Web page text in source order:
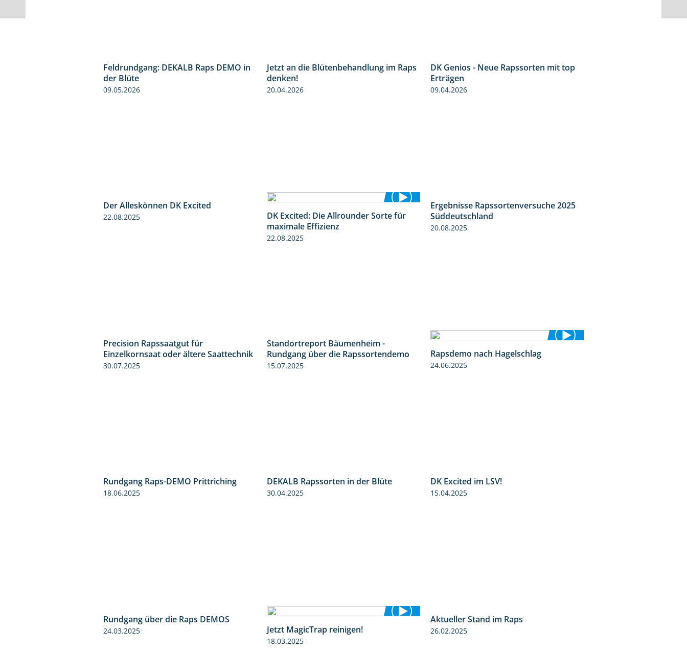
Feldrundgang: DEKALB Raps DEMO in
der Blüte
09.05.2026
1:13
Jetzt an die Blütenbehandlung im Raps
denken!
20.04.2026
1:56
DK Genios - Neue Rapssorten mit top
Erträgen
09.04.2026
Der Alleskönnen DK Excited
22.08.2025 2:18
DK Excited: Die Allrounder Sorte für
maximale Effizienz
22.08.2025
Ergebnisse Rapssortenversuche 2025
Süddeutschland
20.08.2025
2:05
Precision Rapssaatgut für
Einzelkornsaat oder ältere Saattechnik
30.07.2025
6:03
Standortreport Bäumenheim -
Rundgang über die Rapssortendemo
15.07.2025
Rapsdemo nach Hagelschlag
24.06.2025
5:34
Rundgang Raps-DEMO Prittriching
18.06.2025 DEKALB Rapssorten in der Blüte
DK Excited im LSV!
15.04.2025
Rundgang über die Raps DEMOS
24.03.2025 Jetzt MagicTrap reinigen!
18.03.2025
Aktueller Stand im Raps
26.02.2025